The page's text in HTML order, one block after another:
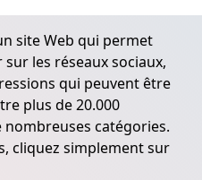
site Web qui permet
les réseaux sociaux,
qui peuvent être
plus de 20.000
catégories.
cliquez simplement sur